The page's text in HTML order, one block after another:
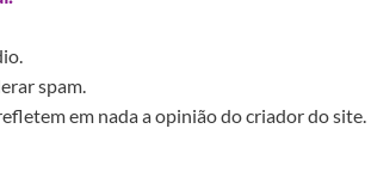
spam.
em nada a opinião do criador do site.